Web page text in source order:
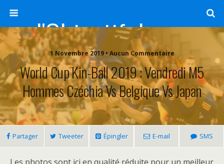
l'Objectif de Clairette
1 Novembre 2019 • Aucun Commentaire
World Cup Kin-Ball 2019 : Vendredi M5
Hommes Czéchia Vs Belgique Vs Japan
Partager Tweeter Épingler E-mail SMS